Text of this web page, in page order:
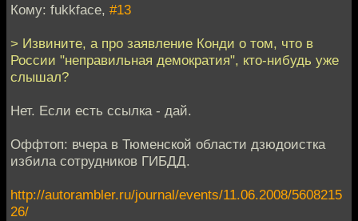
Кому: fukkface, #13
> Извините, а про заявление Конди о том, что в
России "неправильная демократия", кто-нибудь уже
слышал?
Нет. Если есть ссылка - дай.
Оффтоп: вчера в Тюменской области дзюдоистка
избила сотрудников ГИБДД.
http://autorambler.ru/journal/events/11.06.2008/5608215
26/